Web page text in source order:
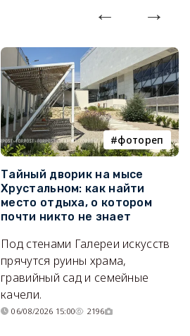
фотореп
Тайный дворик на мысе
Хрустальном: как найти
место отдыха, о котором
почти никто не знает
Под стенами Галереи искусств
прячутся руины храма,
гравийный сад и семейные
качели.
06/08/2026 15:00 2196